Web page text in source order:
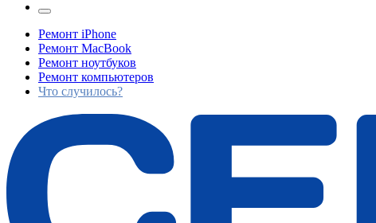
Ремонт iPhone
Ремонт MacBook
Ремонт ноутбуков
Ремонт компьютеров
Что случилось?